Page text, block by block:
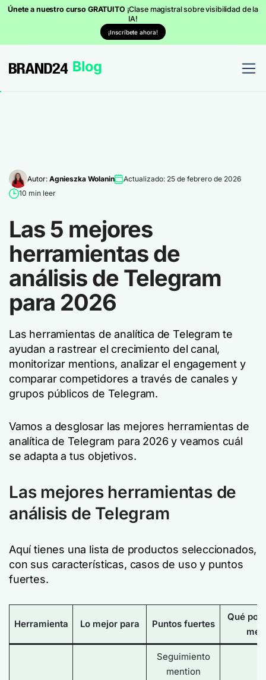
Únete a nuestro curso GRATUITO ¡Clase magistral sobre visibilidad de la
IA!
¡Inscríbete ahora!
Autor: Agnieszka Wolanin
Actualizado: 25 de febrero de 2026
10 min leer
Las 5 mejores
herramientas de
análisis de Telegram
para 2026
Las herramientas de analítica de Telegram te
ayudan a rastrear el crecimiento del canal,
monitorizar mentions, analizar el engagement y
comparar competidores a través de canales y
grupos públicos de Telegram.
Vamos a desglosar las mejores herramientas de
analítica de Telegram para 2026 y veamos cuál
se adapta a tus objetivos.
Las mejores herramientas de
análisis de Telegram
Aquí tienes una lista de productos seleccionados,
con sus características, casos de uso y puntos
fuertes.
Herramienta Lo mejor para Puntos fuertes
Qué
Seguimiento
mention